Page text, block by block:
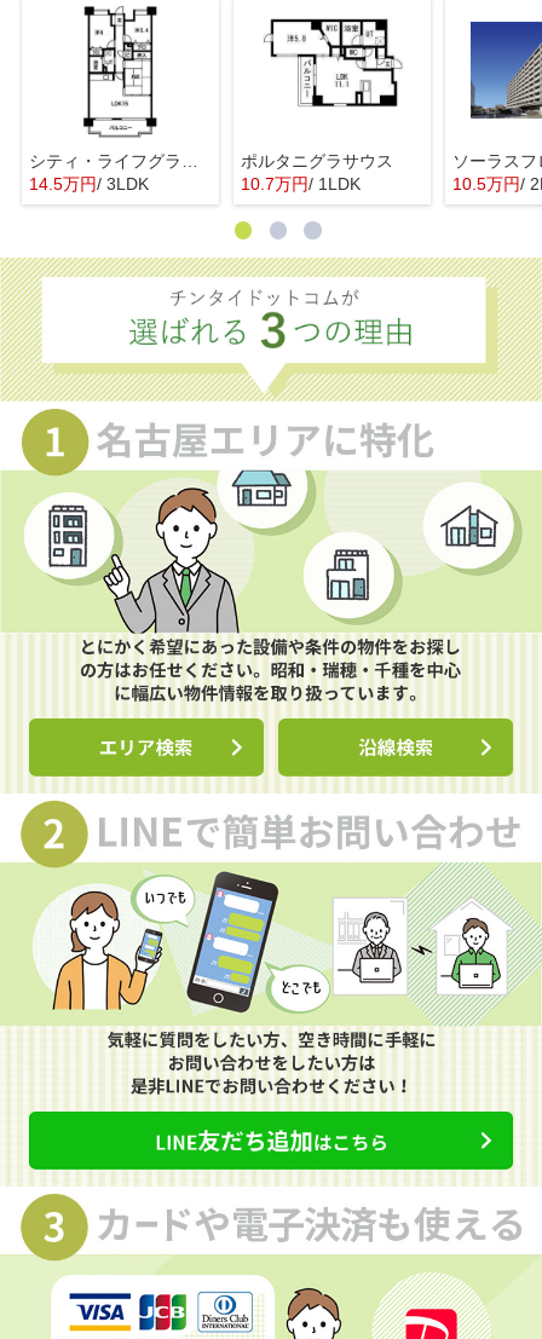
シティ・ライフグランヴィーネ星ヶ丘 B棟
14.5万円/ 3LDK
ポルタニグラサウス
10.7万円/ 1LDK
ソーラス
10.5万円/